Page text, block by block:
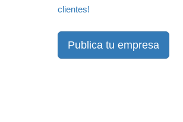
clientes!
Publica tu empresa